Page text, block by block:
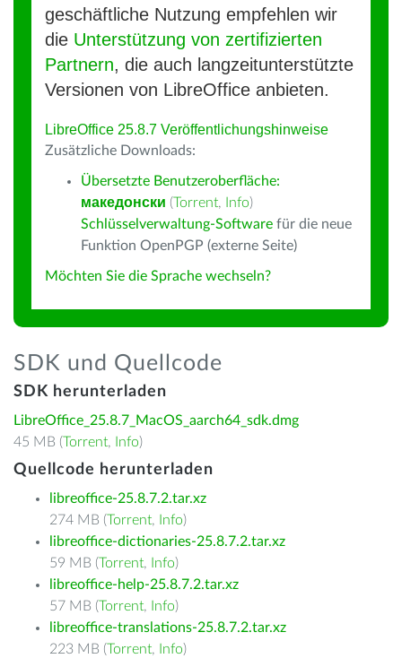
geschäftliche Nutzung empfehlen wir
die Unterstützung von zertifizierten
Partnern, die auch langzeitunterstützte
Versionen von LibreOffice anbieten.
LibreOffice 25.8.7 Veröffentlichungshinweise
Zusätzliche Downloads:
Übersetzte Benutzeroberfläche:
македонски (Torrent, Info)
Schlüsselverwaltung-Software für die neue
Funktion OpenPGP (externe Seite)
Möchten Sie die Sprache wechseln?
SDK und Quellcode
SDK herunterladen
LibreOffice_25.8.7_MacOS_aarch64_sdk.dmg
45 MB (Torrent, Info)
Quellcode herunterladen
libreoffice-25.8.7.2.tar.xz
274 MB (Torrent, Info)
libreoffice-dictionaries-25.8.7.2.tar.xz
59 MB (Torrent, Info)
libreoffice-help-25.8.7.2.tar.xz
57 MB (Torrent, Info)
libreoffice-translations-25.8.7.2.tar.xz
223 MB (Torrent, Info)